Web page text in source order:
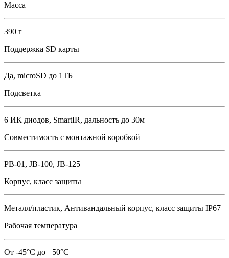
Масса
390 г
Поддержка SD карты
Да, microSD до 1ТБ
Подсветка
6 ИК диодов, SmartIR, дальность до 30м
Совместимость с монтажной коробкой
PB-01, JB-100, JB-125
Корпус, класс защиты
Металл/пластик, Антивандальный корпус, класс защиты IР67
Рабочая температура
От -45°С до +50°С